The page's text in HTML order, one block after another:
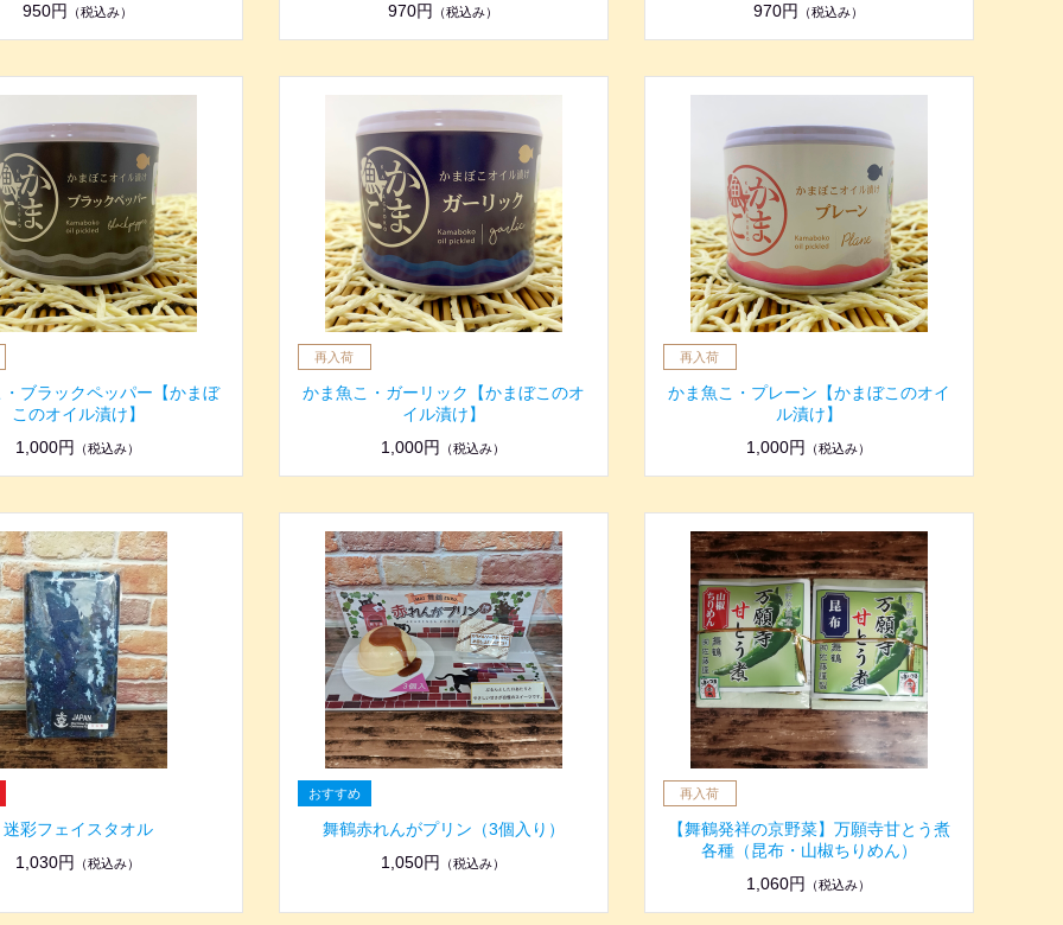
950円
（税込み）
970円
（税込み）
970円
（税込み）
ブラックペッパー【かまぼ
このオイル漬け】
1,000円
（税込み）
かま魚こ・ガーリック【かまぼこのオ
イル漬け】
1,000円
（税込み）
かま魚こ・プレーン【かまぼこのオイ
ル漬け】
1,000円
（税込み）
迷彩フェイスタオル
1,030円
（税込み）
舞鶴赤れんがプリン（3個入り）
1,050円
（税込み）
【舞鶴発祥の京野菜】万願寺甘とう煮
各種（昆布・山椒ちりめん）
1,060円
（税込み）